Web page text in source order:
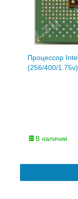
Процессор
(256/400/
В наличии